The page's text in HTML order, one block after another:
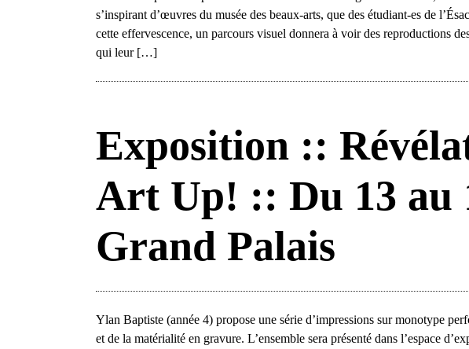
s’inspirant d’œuvres du musée des beaux-arts, que des étudiant-es de
cette effervescence, un parcours visuel donnera à voir des reproductions
qui leur […]
Exposition ::
Art Up! :: Du 13 au
Grand Palais
Ylan Baptiste (année 4) propose une série d’impressions sur monotype
et de la matérialité en gravure. L’ensemble sera présenté dans l’espace